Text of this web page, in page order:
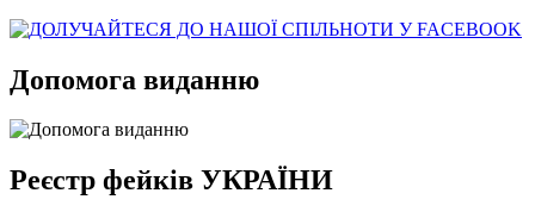
Допомога виданню
Реєстр фейків УКРАЇНИ